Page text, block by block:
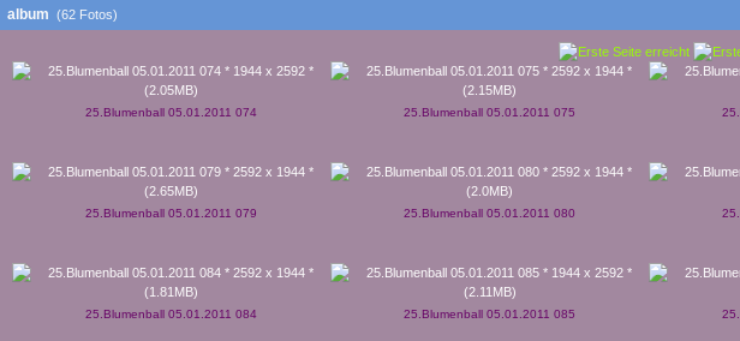
album (62 Fotos)
25.Blumenball 05.01.2011 074 25.Blumenball 05.01.2011 075
25.Blumenball 05.01.2011 079 25.Blumenball 05.01.2011 080
25.Blumenball 05.01.2011 084 25.Blumenball 05.01.2011 085